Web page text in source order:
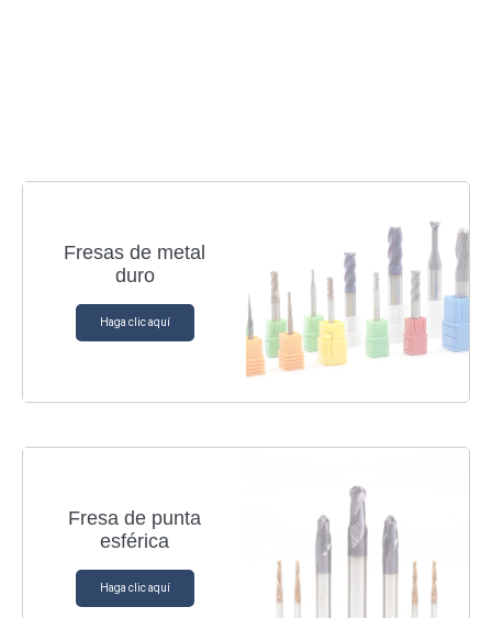
Fresas de metal
duro
Haga clic aquí
Fresa de punta
esférica
Haga clic aquí